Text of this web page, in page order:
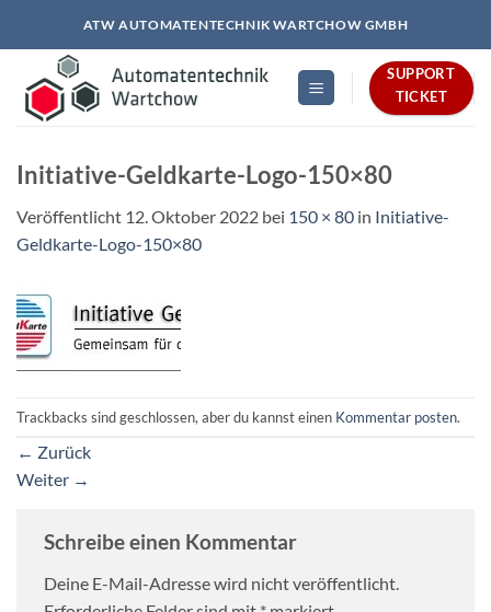
springen
ATW AUTOMATENTECHNIK WARTCHOW GMBH
SUPPORT
TICKET
Initiative-Geldkarte-Logo-150×80
Veröffentlicht 12. Oktober 2022 bei 150 × 80 in Initiative-
Geldkarte-Logo-150×80
Trackbacks sind geschlossen, aber du kannst einen Kommentar posten.
← Zurück
Weiter →
Schreibe einen Kommentar
Deine E-Mail-Adresse wird nicht veröffentlicht.